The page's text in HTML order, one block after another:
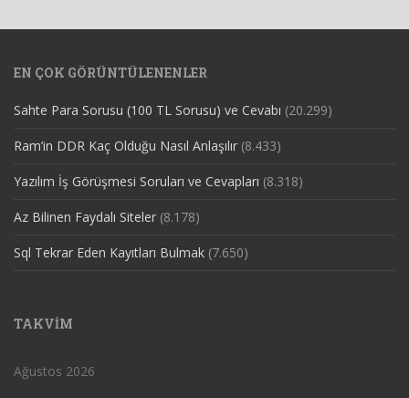
EN ÇOK GÖRÜNTÜLENENLER
Sahte Para Sorusu (100 TL Sorusu) ve Cevabı (20.299)
Ram’in DDR Kaç Olduğu Nasıl Anlaşılır (8.433)
Yazılım İş Görüşmesi Soruları ve Cevapları (8.318)
Az Bilinen Faydalı Siteler (8.178)
Sql Tekrar Eden Kayıtları Bulmak (7.650)
TAKVIM
Ağustos 2026